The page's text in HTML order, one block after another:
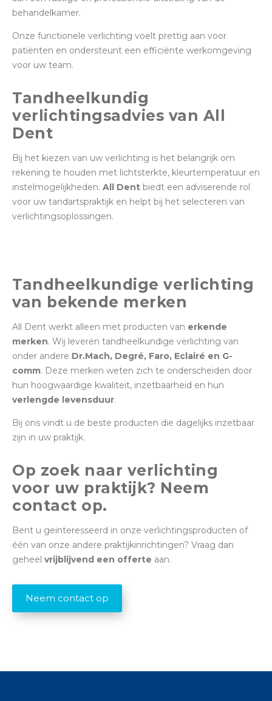
behandelkamer.
Onze functionele verlichting voelt prettig aan voor
patiënten en ondersteunt een efficiënte werkomgeving
voor uw team.
Tandheelkundig
verlichtingsadvies van All
Dent
Bij het kiezen van uw verlichting is het belangrijk om
rekening te houden met lichtsterkte, kleurtemperatuur en
instelmogelijkheden. All Dent biedt een adviserende rol
voor uw tandartspraktijk en helpt bij het selecteren van
verlichtingsoplossingen.
Tandheelkundige verlichting
van bekende merken
All Dent werkt alleen met producten van erkende
merken. Wij leveren tandheelkundige verlichting van
onder andere Dr.Mach, Degré, Faro, Eclairé en G-
comm. Deze merken weten zich te onderscheiden door
hun hoogwaardige kwaliteit, inzetbaarheid en hun
verlengde levensduur.
Bij ons vindt u de beste producten die dagelijks inzetbaar
zijn in uw praktijk.
Op zoek naar verlichting
voor uw praktijk? Neem
contact op.
Bent u geïnteresseerd in onze verlichtingsproducten of
één van onze andere praktijkinrichtingen? Vraag dan
geheel vrijblijvend een offerte aan.
Neem contact op